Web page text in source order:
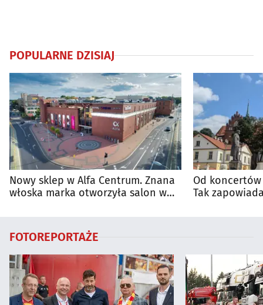
POPULARNE DZISIAJ
Nowy sklep w Alfa Centrum. Znana
włoska marka otworzyła salon w
Od
Tak
FOTOREPORTAŻE